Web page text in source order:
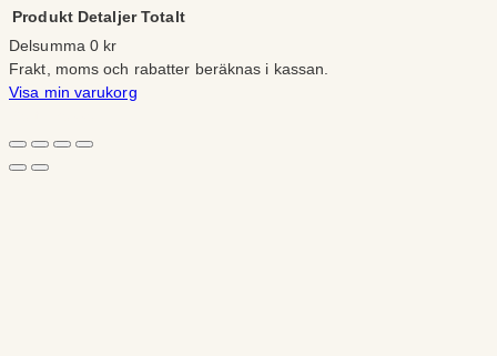
Produkter
i
Produkt Detaljer Totalt
Delsumma 0 kr
Frakt, moms och rabatter beräknas i kassan.
Visa min varukorg